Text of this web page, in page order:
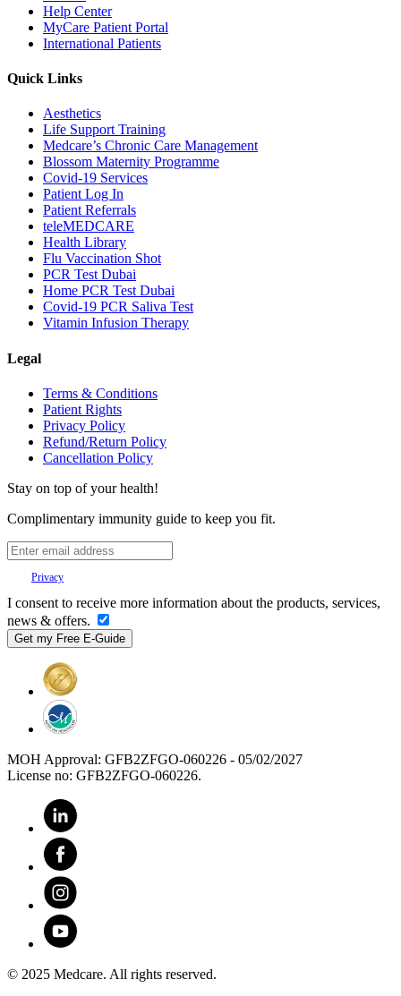
Help Center
MyCare Patient Portal
International Patients
Quick Links
Aesthetics
Life Support Training
Medcare’s Chronic Care Management
Blossom Maternity Programme
Covid-19 Services
Patient Log In
Patient Referrals
teleMEDCARE
Health Library
Flu Vaccination Shot
PCR Test Dubai
Home PCR Test Dubai
Covid-19 PCR Saliva Test
Vitamin Infusion Therapy
Legal
Terms & Conditions
Patient Rights
Privacy Policy
Refund/Return Policy
Cancellation Policy
Stay on top of your health!
Complimentary immunity guide to keep you fit.
Privacy
I consent to receive more information about the products, services,
news & offers.
MOH Approval: GFB2ZFGO-060226 - 05/02/2027
License no: GFB2ZFGO-060226.
© 2025 Medcare. All rights reserved.